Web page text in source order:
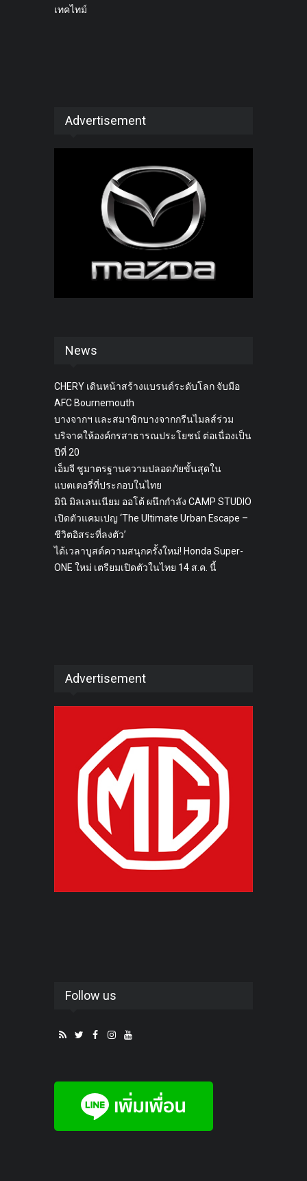
เทคไทม์
Advertisement
News
CHERY เดินหน้าสร้างแบรนด์ระดับโลก จับมือ
AFC Bournemouth
บางจากฯ และสมาชิกบางจากกรีนไมลส์ร่วม
บริจาคให้องค์กรสาธารณประโยชน์ ต่อเนื่องเป็น
ปีที่ 20
เอ็มจี ชูมาตรฐานความปลอดภัยขั้นสุดใน
แบตเตอรี่ที่ประกอบในไทย
มินิ มิลเลนเนียม ออโต้ ผนึกกำลัง CAMP STUDIO
เปิดตัวแคมเปญ ‘The Ultimate Urban Escape –
ชีวิตอิสระที่ลงตัว’
ได้เวลาบูสต์ความสนุกครั้งใหม่! Honda Super-
ONE ใหม่ เตรียมเปิดตัวในไทย 14 ส.ค. นี้
Advertisement
Follow us